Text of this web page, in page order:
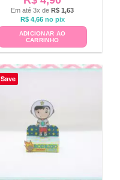
Em até 3x de R$ 1,63
R$4,66 no pix
ADICIONAR AO
CARRINHO
Save